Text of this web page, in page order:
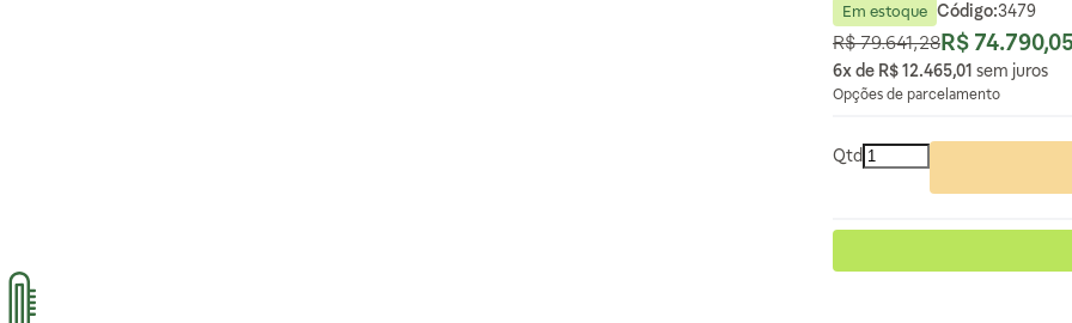
Em estoque Código:3479
Preço Especial
R$ 74.790,05
Preço Normal
R$ 79.641,28
6x de R$ 12.465,01 sem juros
Opções de parcelamento
Qtd